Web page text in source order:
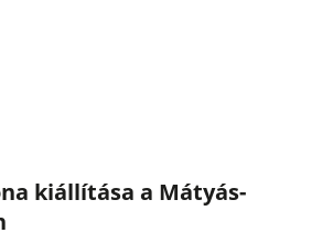
kiállítása a Mátyás-